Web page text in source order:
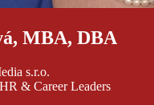
MBA, DBA
s.r.o.
& Career Leaders